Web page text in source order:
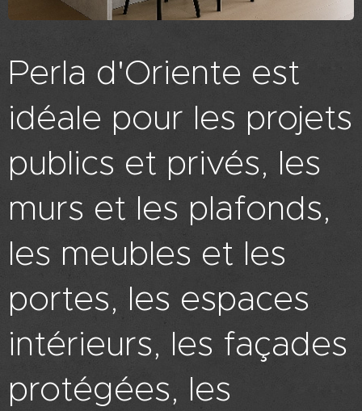
Perla d'Oriente est
idéale pour les projets
publics et privés, les
murs et les plafonds,
les meubles et les
portes, les espaces
intérieurs, les façades
protégées, les